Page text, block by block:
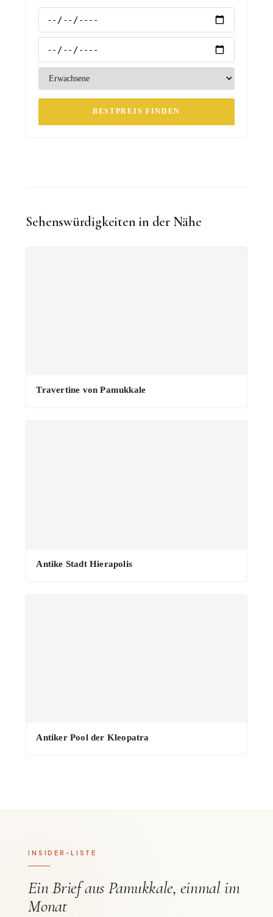
·
BESTPREIS FINDEN
Sehenswürdigkeiten in der Nähe
Travertine von Pamukkale
Antike Stadt Hierapolis
Antiker Pool der Kleopatra
INSIDER-LISTE
Ein Brief aus Pamukkale, einmal im
Monat